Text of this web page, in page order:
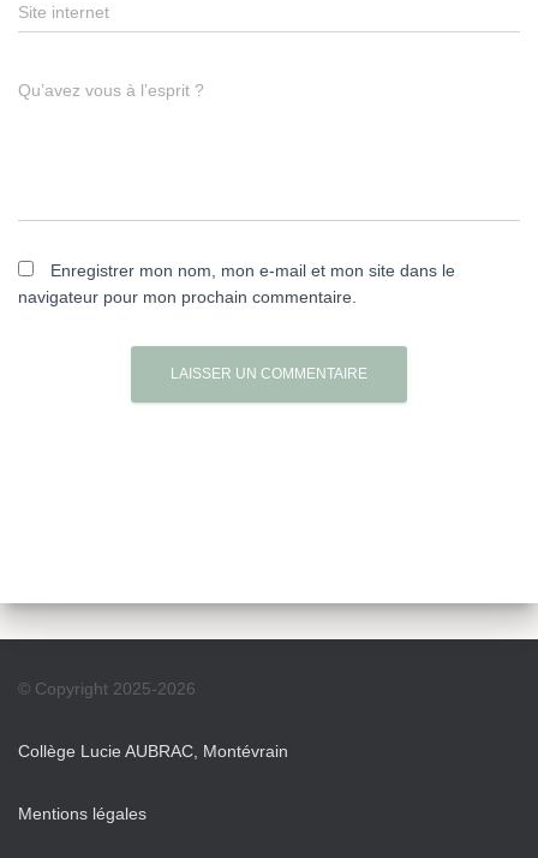
Site internet
Qu’avez vous à l’esprit ?
Enregistrer mon nom, mon e-mail et mon site dans le
navigateur pour mon prochain commentaire.
© Copyright 2025-2026
Collège Lucie AUBRAC, Montévrain
Mentions légales